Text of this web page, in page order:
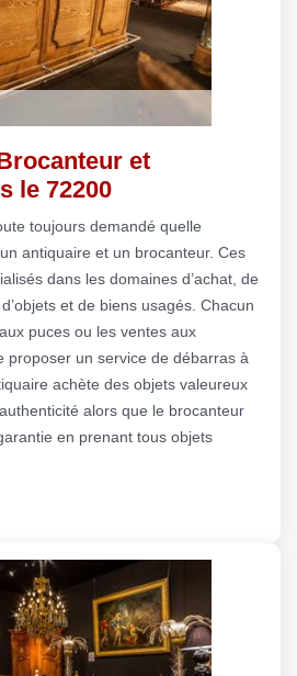
et
le 72200
toujours demandé quelle
antiquaire et un brocanteur. Ces
dans les domaines d’achat, de
et de biens usagés. Chacun
puces ou les ventes aux
proposer un service de débarras à
achète des objets valeureux
alors que le brocanteur
en prenant tous objets